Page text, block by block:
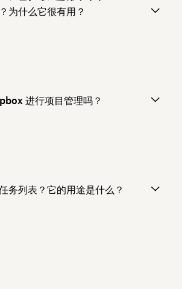
为什么它很有用？
进行项目管理吗？
务列表？它的用途是什么？